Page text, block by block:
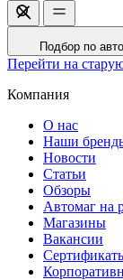
Подбор по авто
Перейти на
Компания
О нас
Наши
Новости
Статьи
Обзоры
Автомаг на
Магазины
Вакансии